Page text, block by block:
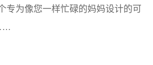
专为像您一样忙碌的妈妈设计的可